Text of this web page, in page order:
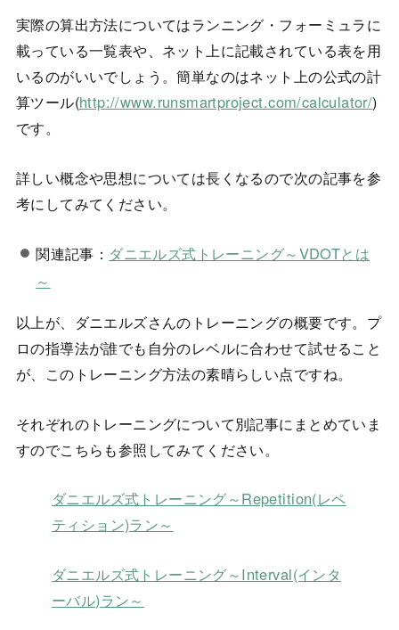
実際の算出方法についてはランニング・フォーミュラに
載っている一覧表や、ネット上に記載されている表を用
いるのがいいでしょう。簡単なのはネット上の公式の計
算ツール(http://www.runsmartproject.com/calculator/)
です。
詳しい概念や思想については長くなるので次の記事を参
考にしてみてください。
関連記事： ダニエルズ式トレーニング～VDOTとは
～
以上が、ダニエルズさんのトレーニングの概要です。プ
ロの指導法が誰でも自分のレベルに合わせて試せること
が、このトレーニング方法の素晴らしい点ですね。
それぞれのトレーニングについて別記事にまとめていま
すのでこちらも参照してみてください。
ダニエルズ式トレーニング～Repetition(レペ
ティション)ラン～
ダニエルズ式トレーニング～Interval(インタ
ーバル)ラン～